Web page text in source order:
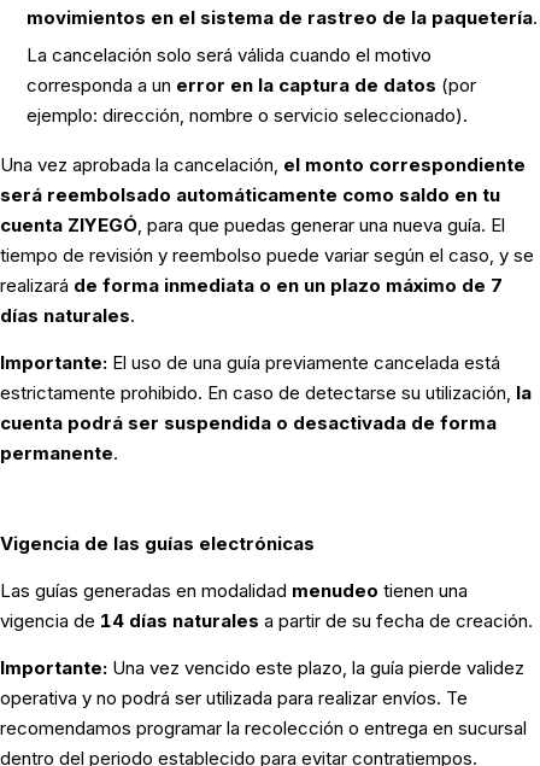
movimientos en el sistema de rastreo de la paquetería.
La cancelación solo será válida cuando el motivo
corresponda a un error en la captura de datos (por
ejemplo: dirección, nombre o servicio seleccionado).
Una vez aprobada la cancelación, el monto correspondiente
será reembolsado automáticamente como saldo en tu
cuenta ZIYEGÓ, para que puedas generar una nueva guía. El
tiempo de revisión y reembolso puede variar según el caso, y se
realizará de forma inmediata o en un plazo máximo de 7
días naturales.
Importante: El uso de una guía previamente cancelada está
estrictamente prohibido. En caso de detectarse su utilización, la
cuenta podrá ser suspendida o desactivada de forma
permanente.
Vigencia de las guías electrónicas
Las guías generadas en modalidad menudeo tienen una
vigencia de 14 días naturales a partir de su fecha de creación.
Importante: Una vez vencido este plazo, la guía pierde validez
operativa y no podrá ser utilizada para realizar envíos. Te
recomendamos programar la recolección o entrega en sucursal
dentro del periodo establecido para evitar contratiempos.